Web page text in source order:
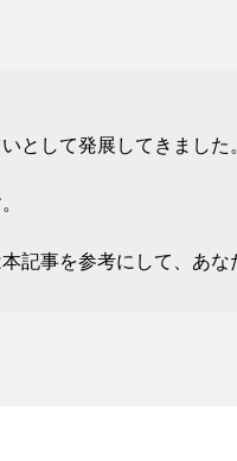
として発展してきました
記事を参考にして、あな